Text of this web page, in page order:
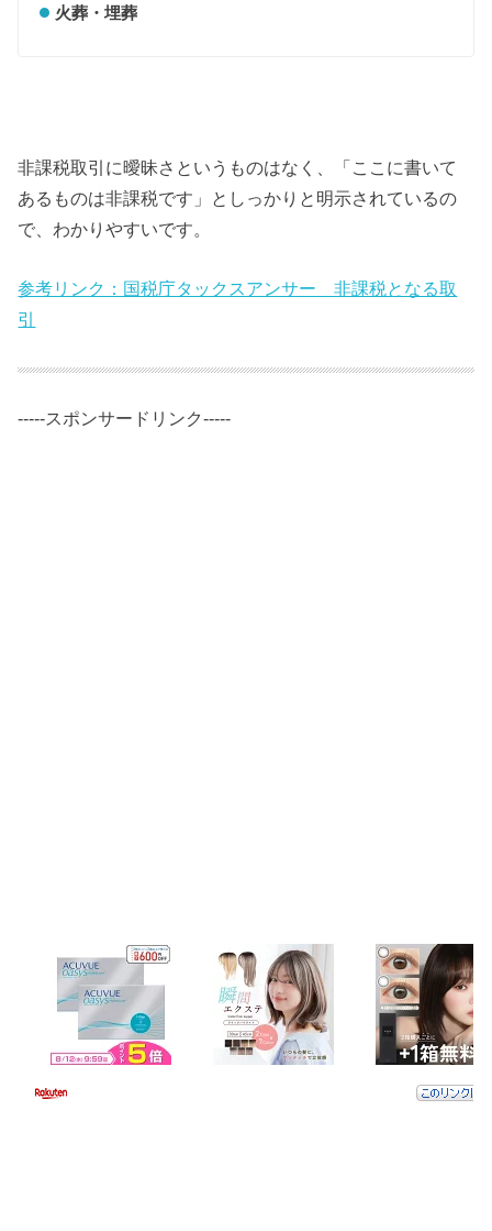
火葬・埋葬
非課税取引に曖昧さというものはなく、「ここに書いて
あるものは非課税です」としっかりと明示されているの
で、わかりやすいです。
参考リンク：国税庁タックスアンサー 非課税となる取
引
-----スポンサードリンク-----